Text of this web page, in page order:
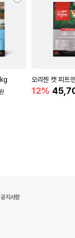
오리젠 캣 피트
12%
공지사항